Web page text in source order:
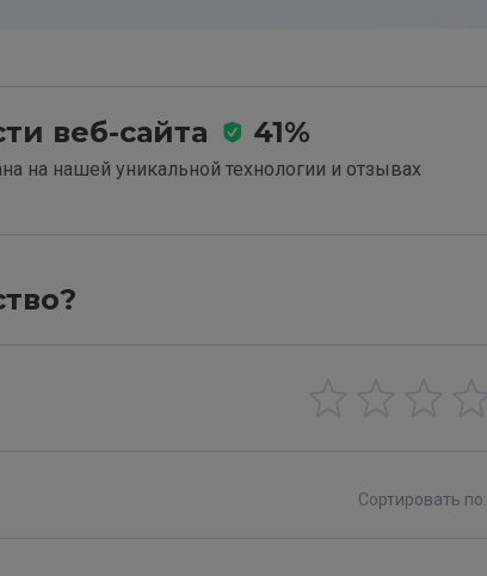
веб-сайта 41%
на нашей уникальной технологии и отзывах
Сортировать по: